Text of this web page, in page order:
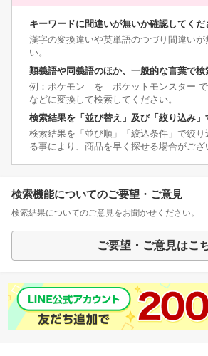
キーワードに間違いが無いか確認してくだ
漢字の変換違いや英単語のつづり間違いが
い。
類義語や同義語のほか、一般的な言葉で
例：ポケモン を ポケットモンスター で
などに変換して検索してください。
検索結果を「並び替え」及び「絞り込み」
検索結果を「並び順」「絞込条件」で絞
る事により、商品を早く探せる場合がござ
検索機能についてのご要望・ご意見
検索結果についてのご意見をお聞かせください。
ご要望・ご意見はこ